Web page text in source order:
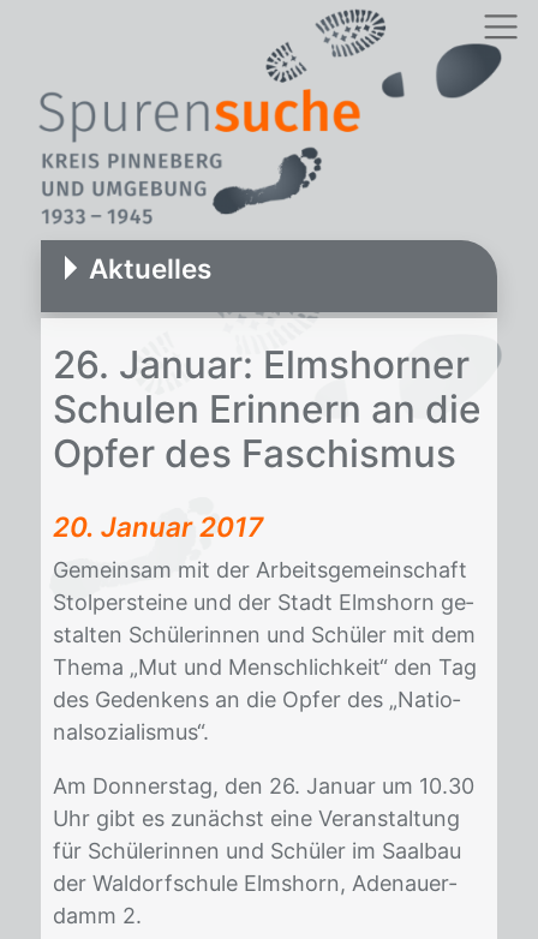
Aktuelles
26. Ja­nu­ar: Elms­hor­ner
Schu­len Er­in­nern an die
Op­fer des Fa­schis­mus
20. Januar 2017
Ge­mein­sam mit der Ar­beits­ge­mein­schaft
Stol­per­stei­ne und der Stadt Elms­horn ge­
stal­ten Schü­le­rin­nen und Schü­ler mit dem
The­ma „Mut und Mensch­lich­keit“ den Tag
des Ge­den­kens an die Op­fer des „Na­tio­
nal­so­zia­lis­mus“.
Am Don­ners­tag, den 26. Ja­nu­ar um 10.30
Uhr gibt es zu­nächst eine Ver­an­stal­tung
für Schü­le­rin­nen und Schü­ler im Saal­bau
der Wal­dorf­schu­le Elms­horn, Ade­nau­er­
damm 2.